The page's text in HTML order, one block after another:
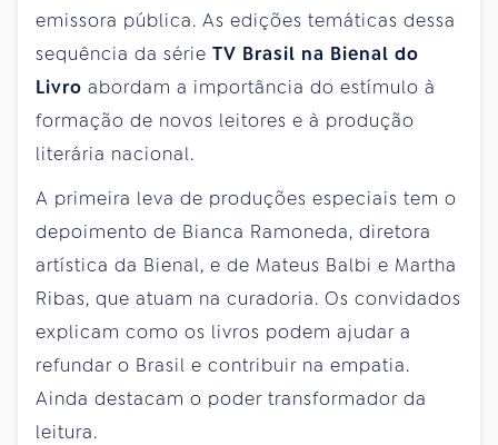
emissora pública. As edições temáticas dessa
sequência da série TV Brasil na Bienal do
Livro abordam a importância do estímulo à
formação de novos leitores e à produção
literária nacional.
A primeira leva de produções especiais tem o
depoimento de Bianca Ramoneda, diretora
artística da Bienal, e de Mateus Balbi e Martha
Ribas, que atuam na curadoria. Os convidados
explicam como os livros podem ajudar a
refundar o Brasil e contribuir na empatia.
Ainda destacam o poder transformador da
leitura.